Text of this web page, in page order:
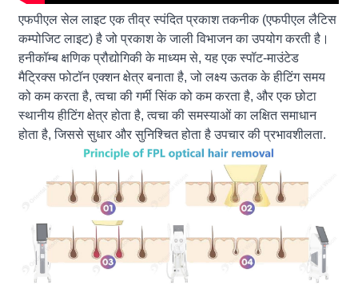
एफपीएल सेल लाइट एक तीव्र स्पंदित प्रकाश तकनीक (एफपीएल लैटिस
कम्पोजिट लाइट) है जो प्रकाश के जाली विभाजन का उपयोग करती है।
हनीकॉम्ब क्षणिक प्रौद्योगिकी के माध्यम से, यह एक स्पॉट-माउंटेड
मैट्रिक्स फोटॉन एक्शन क्षेत्र बनाता है, जो लक्ष्य ऊतक के हीटिंग समय
को कम करता है, त्वचा की गर्मी सिंक को कम करता है, और एक छोटा
स्थानीय हीटिंग क्षेत्र होता है, त्वचा की समस्याओं का लक्षित समाधान
होता है, जिससे सुधार और सुनिश्चित होता है उपचार की प्रभावशीलता.